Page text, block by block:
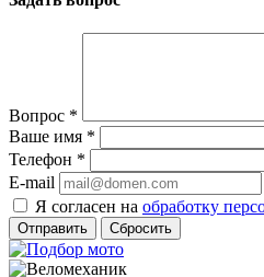
Вопрос *
Ваше имя *
Телефон *
E-mail
Я согласен на обработку
Сбросить